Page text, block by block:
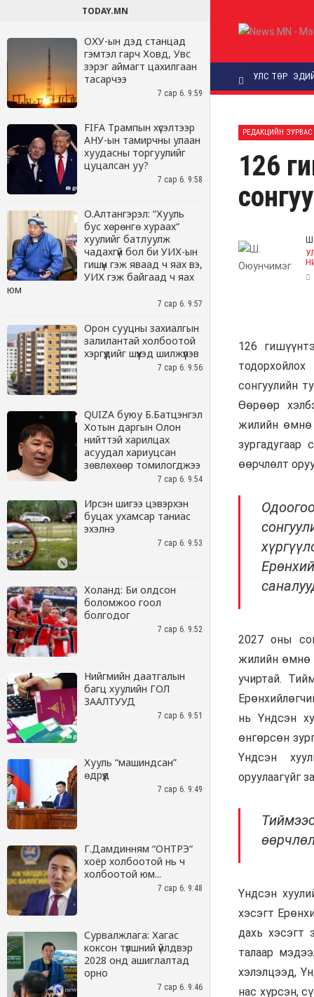
TODAY.MN
ОХУ-ын дэд станцад
гэмтэл гарч Ховд, Увс
зэрэг аймагт цахилгаан
тасарчээ
7 сар 6. 9:59
FIFA Трампын хүсэлтээр
АНУ-ын тамирчны улаан
хуудасны торгуулийг
цуцалсан уу?
7 сар 6. 9:58
О.Алтангэрэл: “Хууль
бус хөрөнгө хураах“
хуулийг батлуулж
чадахгүй бол би УИХ-ын
гишүүн гэж яваад ч яах вэ,
УИХ гэж байгаад ч яах
юм
7 сар 6. 9:57
Орон сууцны захиалгын
залилантай холбоотой
хэргүүдийг шүүхэд шилжүүлэв
7 сар 6. 9:56
QUIZA буюу Б.Батцэнгэл
Хотын даргын Олон
нийттэй харилцах
асуудал хариуцсан
зөвлөхөөр томилогджээ
7 сар 6. 9:54
Ирсэн шигээ цэвэрхэн
буцах ухамсар таниас
эхэлнэ
7 сар 6. 9:53
Холанд: Би олдсон
боломжоо гоол
болгодог
7 сар 6. 9:52
Нийгмийн даатгалын
багц хуулийн ГОЛ
ЗААЛТУУД
7 сар 6. 9:51
Хууль “машиндсан”
өдрүүд
7 сар 6. 9:49
Г.Дамдинням “ОНТРЭ“
хоёр холбоотой нь ч
холбоотой юм...
7 сар 6. 9:48
Сурвалжлага: Хагас
коксон түлшний үйлдвэр
2028 онд ашиглалтад
орно
7 сар 6. 9:46